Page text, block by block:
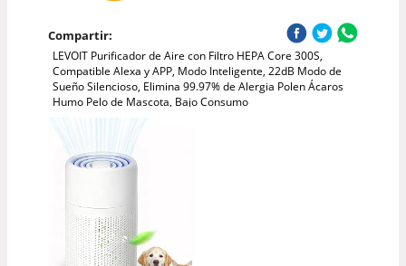
Compartir:
LEVOIT Purificador de Aire con Filtro HEPA Core 300S,
Compatible Alexa y APP, Modo Inteligente, 22dB Modo de
Sueño Silencioso, Elimina 99.97% de Alergia Polen Ácaros
Humo Pelo de Mascota, Bajo Consumo